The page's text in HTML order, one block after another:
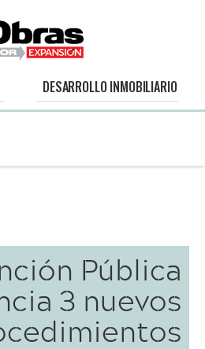
DESARROLLO INMOBILIARIO
Pública
3 nuevos